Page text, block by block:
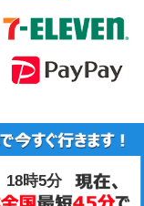
18時5分